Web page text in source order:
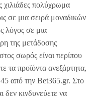
πολύχρωμα
σε μια σειρά μοναδικών
λόγος σε μια
της μετάδοσης
σωρός είναι περίπου
τα προϊόντα ανεξάρτητα,
από την Bet365.gr. Στο
δεν κινδυνεύετε να